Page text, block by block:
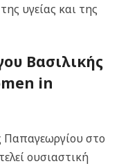
υγείας και της
Βασιλικής
in
Παπαγεωργίου στο
ουσιαστική